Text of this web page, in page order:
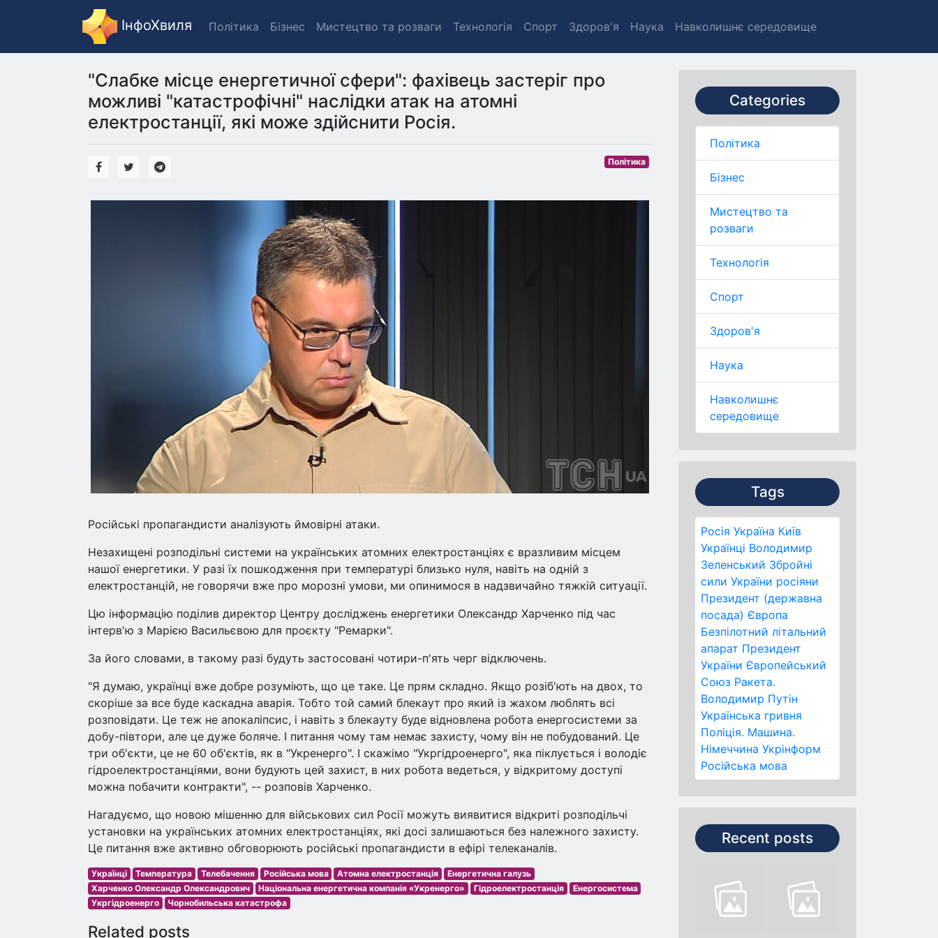
ІнфоХвиля Політика Бізнес Мистецтво та розваги Технологія Спорт Здоров'я Наука Навколишнє середовище
Categories
Політика
Бізнес
Мистецтво та
розваги
Технологія
Спорт
Здоров'я
Наука
Навколишнє
середовище
Tags
Росія Україна Київ
Українці Володимир
Зеленський Збройні
сили України росіяни
Президент (державна
посада) Європа
Безпілотний літальний
апарат Президент
України Європейський
Союз Ракета.
Володимир Путін
Українська гривня
Поліція. Машина.
Німеччина Укрінформ
Російська мова
Recent posts
"Слабке місце енергетичної сфери": фахівець застеріг про
можливі "катастрофічні" наслідки атак на атомні
електростанції, які може здійснити Росія.
Політика
Російські пропагандисти аналізують ймовірні атаки.
Незахищені розподільні системи на українських атомних електростанціях є вразливим місцем
нашої енергетики. У разі їх пошкодження при температурі близько нуля, навіть на одній з
електростанцій, не говорячи вже про морозні умови, ми опинимося в надзвичайно тяжкій ситуації.
Цю інформацію поділив директор Центру досліджень енергетики Олександр Харченко під час
інтерв'ю з Марією Васильєвою для проєкту "Ремарки".
За його словами, в такому разі будуть застосовані чотири-п'ять черг відключень.
"Я думаю, українці вже добре розуміють, що це таке. Це прям складно. Якщо розіб'ють на двох, то
скоріше за все буде каскадна аварія. Тобто той самий блекаут про який із жахом люблять всі
розповідати. Це теж не апокаліпсис, і навіть з блекауту буде відновлена робота енергосистеми за
добу-півтори, але це дуже боляче. І питання чому там немає захисту, чому він не побудований. Це
три об'єкти, це не 60 об'єктів, як в "Укренерго". І скажімо "Укргідроенерго", яка піклується і володіє
гідроелектростанціями, вони будують цей захист, в них робота ведеться, у відкритому доступі
можна побачити контракти", -- розповів Харченко.
Нагадуємо, що новою мішенню для військових сил Росії можуть виявитися відкриті розподільчі
установки на українських атомних електростанціях, які досі залишаються без належного захисту.
Це питання вже активно обговорюють російські пропагандисти в ефірі телеканалів.
Українці Температура Телебачення Російська мова Атомна електростанція
Енергетична галузь
Харченко Олександр Олександрович
Національна енергетична компанія «Укренерго» Гідроелектростанція
Енергосистема
Укргідроенерго
Чорнобильська катастрофа
Related posts